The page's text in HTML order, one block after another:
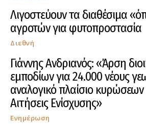
Λιγοστεύουν τα διαθέσιμα
αγροτών για φυτοπροστασία
Διεθνή
Γιάννης Ανδριανός: «Άρση
εμποδίων για 24.000 νέους
αναλογικό πλαίσιο κυρώσεων
Αιτήσεις Ενίσχυσης»
Ενημέρωση